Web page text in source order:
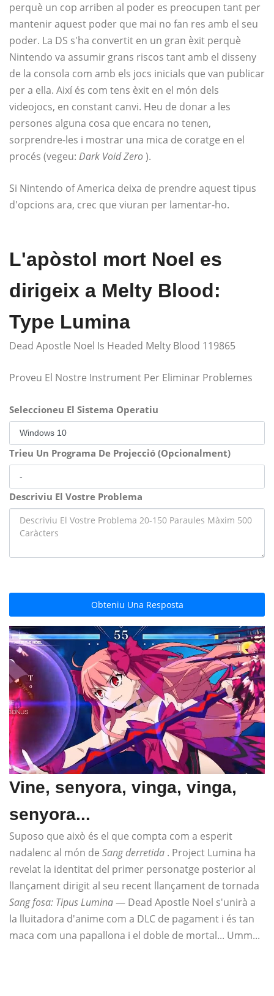
perquè un cop arriben al poder es preocupen tant per
mantenir aquest poder que mai no fan res amb el seu
poder. La DS s'ha convertit en un gran èxit perquè
Nintendo va assumir grans riscos tant amb el disseny
de la consola com amb els jocs inicials que van publicar
per a ella. Així és com tens èxit en el món dels
videojocs, en constant canvi. Heu de donar a les
persones alguna cosa que encara no tenen,
sorprendre-les i mostrar una mica de coratge en el
procés (vegeu: Dark Void Zero).
Si Nintendo of America deixa de prendre aquest tipus
d'opcions ara, crec que viuran per lamentar-ho.
L'apòstol mort Noel es
dirigeix ​​a Melty Blood:
Type Lumina
Dead Apostle Noel Is Headed Melty Blood 119865
Proveu El Nostre Instrument Per Eliminar Problemes
Seleccioneu El Sistema Operatiu
Trieu Un Programa De Projecció (Opcionalment)
Descriviu El Vostre Problema
Obteniu Una Resposta
Vine, senyora, vinga, vinga,
senyora...
Suposo que això és el que compta com a esperit
nadalenc al món de Sang derretida . Project Lumina ha
revelat la identitat del primer personatge posterior al
llançament dirigit al seu recent llançament de tornada
Sang fosa: Tipus Lumina— Dead Apostle Noel s'unirà a
la lluitadora d'anime com a DLC de pagament i és tan
maca com una papallona i el doble de mortal... Umm...